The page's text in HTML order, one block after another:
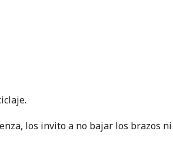
los invito a no bajar los brazos